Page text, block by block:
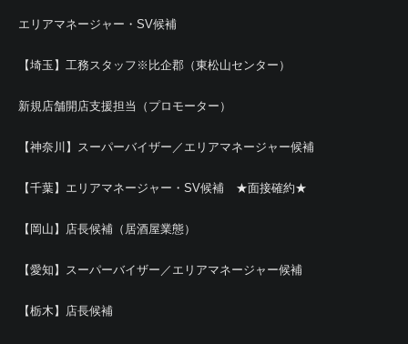
エリアマネージャー・SV候補
【埼玉】工務スタッフ※比企郡（東松山センター）
新規店舗開店支援担当（プロモーター）
【神奈川】スーパーバイザー／エリアマネージャー候補
【千葉】エリアマネージャー・SV候補 ★面接確約★
【岡山】店長候補（居酒屋業態）
【愛知】スーパーバイザー／エリアマネージャー候補
【栃木】店長候補